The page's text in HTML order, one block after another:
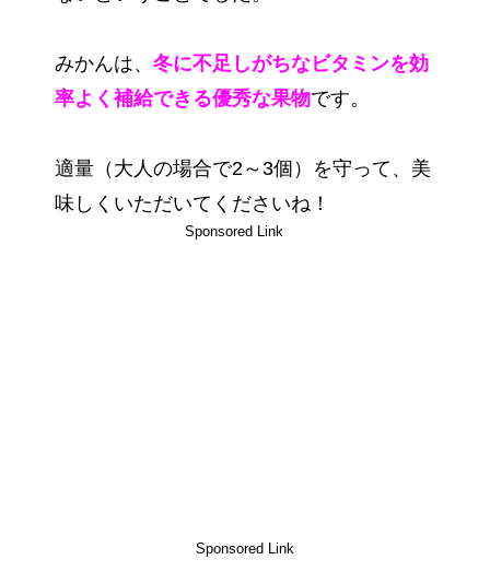
みかんは、 冬に不足しがちなビタミンを効
率よく補給できる優秀な果物です。
適量（大人の場合で2～3個）を守って、美
味しくいただいてくださいね！
Sponsored Link
Sponsored Link